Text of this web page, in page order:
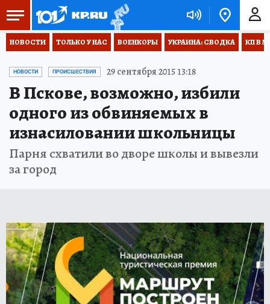
НОВОСТИ ТОЛЬКО У НАС ВОЕНКОРЫ УКРАИНА: СВОДКА КП В
НОВОСТИ ПРОИСШЕСТВИЯ 29 сентября 2015 13:18
В Пскове, возможно, избили
одного из обвиняемых в
изнасиловании школьницы
Парня схватили во дворе школы и вывезли
за город